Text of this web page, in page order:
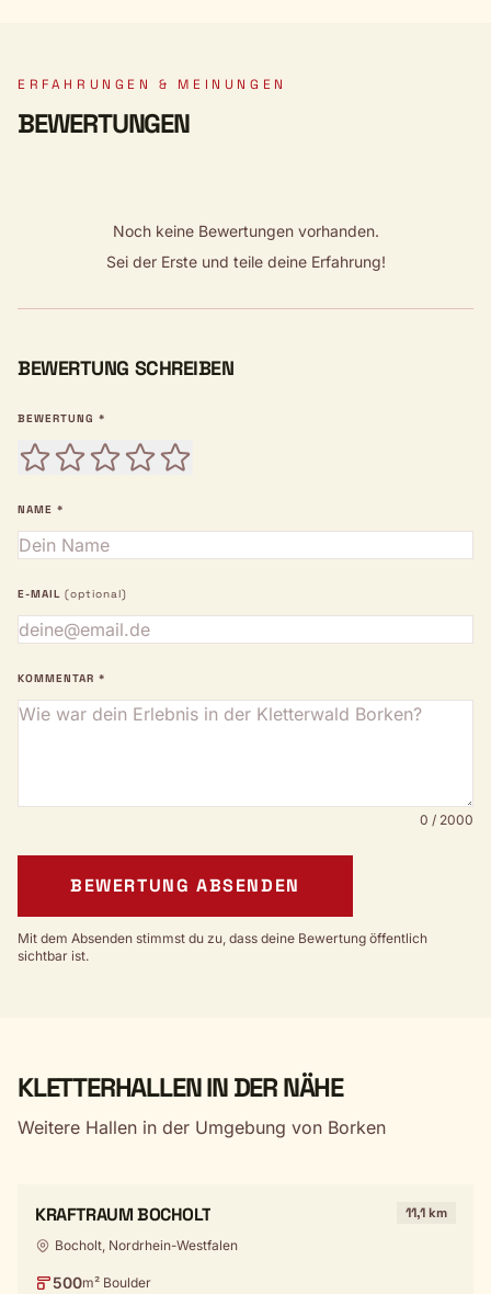
ERFAHRUNGEN & MEINUNGEN
BEWERTUNGEN
Noch keine Bewertungen vorhanden.
Sei der Erste und teile deine Erfahrung!
BEWERTUNG SCHREIBEN
BEWERTUNG *
NAME *
E-MAIL (optional)
KOMMENTAR *
0 / 2000
BEWERTUNG ABSENDEN
Mit dem Absenden stimmst du zu, dass deine Bewertung öffentlich
sichtbar ist.
KLETTERHALLEN IN DER NÄHE
Weitere Hallen in der Umgebung von Borken
KRAFTRAUM BOCHOLT 11,1 km
Bocholt, Nordrhein-Westfalen
500m² Boulder